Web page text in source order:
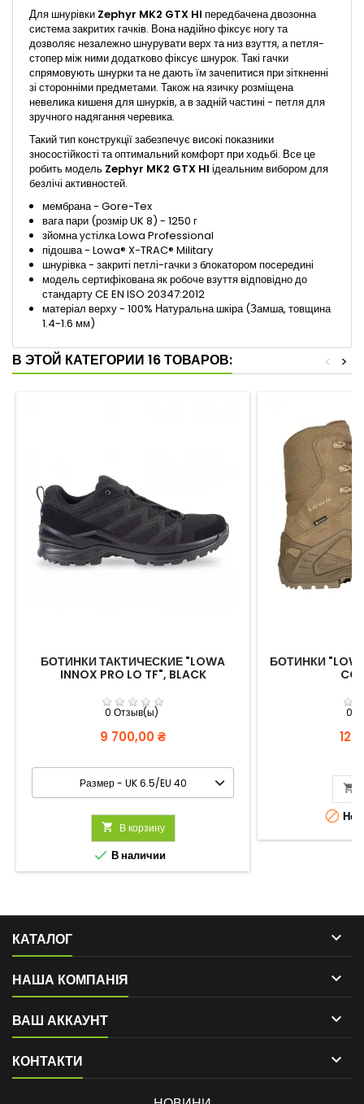
Для шнурівки Zephyr MK2 GTX HI передбачена двозонна
система закритих гачків. Вона надійно фіксує ногу та
дозволяє незалежно шнурувати верх та низ взуття, а петля-
стопер між ними додатково фіксує шнурок. Такі гачки
спрямовують шнурки та не дають їм зачепитися при зіткненні
зі сторонніми предметами. Також на язичку розміщена
невелика кишеня для шнурків, а в задній частині - петля для
зручного надягання черевика.
Такий тип конструкції забезпечує високі показники
зносостійкості та оптимальний комфорт при ходьбі. Все це
робить модель Zephyr MK2 GTX HI ідеальним вибором для
безлічі активностей.
мембрана - Gore-Tex
вага пари (розмір UK 8) - 1250 г
зйомна устілка Lowa Professional
підошва - Lowa® X-TRAC® Military
шнурівка - закриті петлі-гачки з блокатором посередині
модель сертифікована як робоче взуття відповідно до
стандарту CE EN ISO 20347:2012
матеріал верху - 100% Натуральна шкіра (Замша, товщина
1.4-1.6 мм)
В ЭТОЙ КАТЕГОРИИ 16 ТОВАРОВ: >
<
БОТИНКИ ТАКТИЧЕСКИЕ "LOWA
INNOX PRO LO TF", BLACK
0 Отзыв(ы)
Цена
9 700,00 ₴
 В корзину
 В наличии
БОТИНКИ "LOWA
0
12

 Нет
КАТАЛОГ 
НАША КОМПАНІЯ 
ВАШ АККАУНТ 
КОНТАКТИ 